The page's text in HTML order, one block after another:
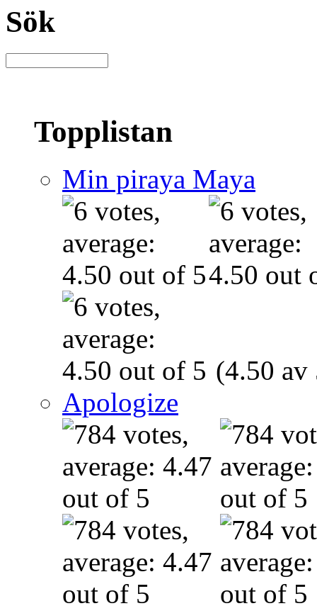
Sök
Topplistan
Min piraya Maya
(4.50 av
Apologize